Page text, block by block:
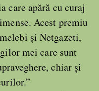
care apără cu curaj
Acest premiu
și Netgazeti,
mei care sunt
chiar și